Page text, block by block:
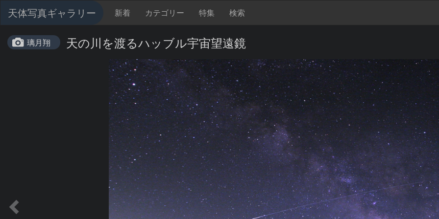
天体写真ギャラリー 新着 カテゴリー 特集 検索
璃月翔 天の川を渡るハッブル宇宙望遠鏡